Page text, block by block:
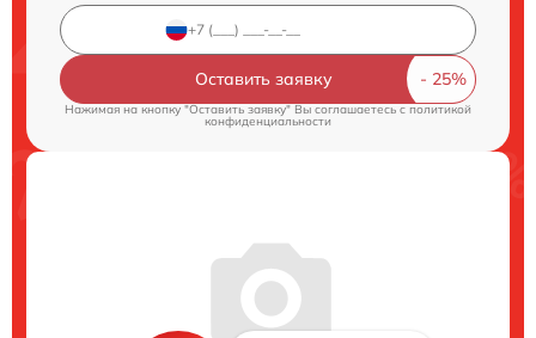
Оставить заявку
Нажимая на кнопку "Оставить заявку" Вы соглашаетесь cполитикой
конфиденциальности